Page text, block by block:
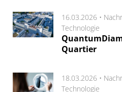
16.03.2026 •
Technologie
Quartier
18.03.2026 •
Technologie